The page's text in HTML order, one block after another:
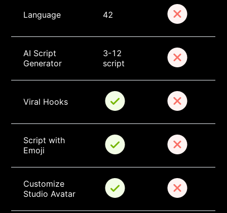
Language 42
AI Script
Generator
3-12
script
Viral Hooks
Script with
Emoji
Customize
Studio Avatar